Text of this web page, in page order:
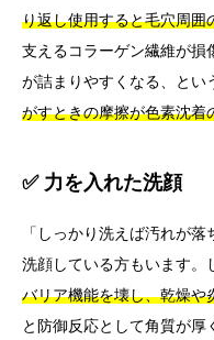
り返し使用すると毛穴周囲
支えるコラーゲン繊維が損
が詰まりやすくなる、とい
がすときの摩擦が色素沈着
✅ 力を入れた洗顔
「しっかり洗えば汚れが
洗顔している方もいます。
バリア機能を壊し、乾燥や
と防御反応として角質が